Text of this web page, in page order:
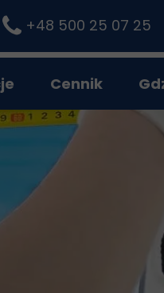
+48 500 25 07 25
Cennik